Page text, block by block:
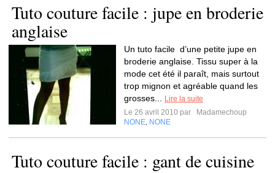
Tuto couture facile : jupe en broderie
anglaise
Un tuto facile d’une petite jupe en
broderie anglaise. Tissu super à la
mode cet été il paraît, mais surtout
trop mignon et agréable quand les
grosses...
Lire la suite
Le 26 avril 2010 par
Madamechoup
NONE NONE
Tuto couture facile : gant de cuisine